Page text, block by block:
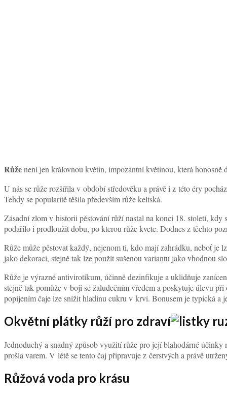
Růženení jen královnou květin, impozantní květinou, která
U nás se růže rozšířila v období středověku a právě i z této éry
Tehdy se popularitě těšila především růže keltská.
Zásadní zlom v historii pěstování růží nastal na konci 18. století,
podařilo i prodloužit dobu, po kterou růže kvete. Dodnes z těchto
Růže může pěstovat každý, nejenom ti, kdo mají zahrádku, neboť je
jako dekoraci, stejně tak lze použít sušenou variantu jako vhodnou
Růže je výrazné antivirotikum, účinně dezinfikuje a uklidňuje
stejně tak pomůže v boji se žaludečním vředem a poskytuje úlevu
popíjením čaje lze snížit hladinu cukru v krvi. Bonusem je typická a
Okvětní plátky růží pro zdraví
Jednoduchý a snadný způsob využití růže pro její blahodárné
prošla varem. V létě se tento čaj připravuje z čerstvých a právě
Růžová voda pro krásu